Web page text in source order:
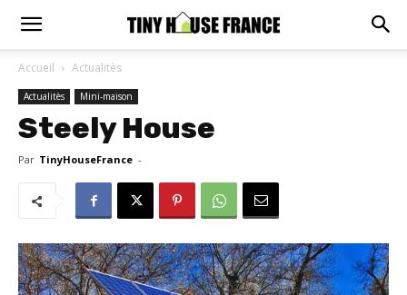
Accueil Actualitès
Actualitès Mini-maison
Steely House
Par TinyHouseFrance -